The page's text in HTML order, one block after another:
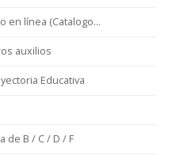
en línea (Catalogo...
auxilios
Educativa
de B / C / D / F